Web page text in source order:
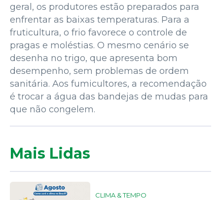
geral, os produtores estão preparados para
enfrentar as baixas temperaturas. Para a
fruticultura, o frio favorece o controle de
pragas e moléstias. O mesmo cenário se
desenha no trigo, que apresenta bom
desempenho, sem problemas de ordem
sanitária. Aos fumicultores, a recomendação
é trocar a água das bandejas de mudas para
que não congelem.
Mais Lidas
CLIMA & TEMPO